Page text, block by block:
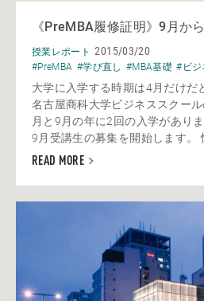
《PreMBA履修証明》9月か
授業レポート 2015/03/20
#PreMBA #学び直し #MBA基礎 #ビジ
大学に入学する時期は4月だけだ
名古屋商科大学ビジネススクー
月と9月の年に2回の入学があり
9月受講生の募集を開始します。
READ MORE